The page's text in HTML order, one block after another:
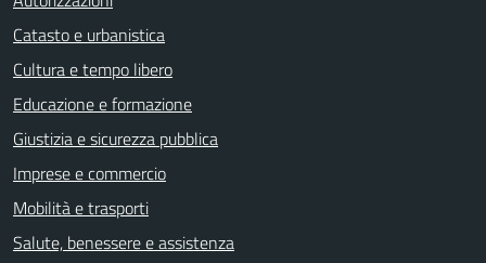
Catasto e urbanistica
Cultura e tempo libero
Educazione e formazione
Giustizia e sicurezza pubblica
Imprese e commercio
Mobilità e trasporti
Salute, benessere e assistenza